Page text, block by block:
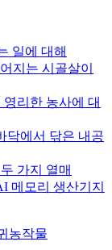
일에 대해
지는 시골살이
리한 농사에 대
닥에서 닦은 내공
가지 열매
메모리 생산기지
농작물